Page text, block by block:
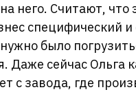
него. Считают, что
специфический
было
Даже сейчас Ольга
с завода, где